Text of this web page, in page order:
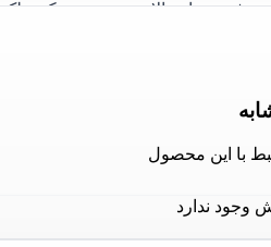
و عایق الاستومری پروتکت بلک
متر لینکران
جوی ،رطوبت، آلاینده ها و گازهای
قرار گیرد.
الاستومری 19 میلی متر لینکران
با این محصول
وجود ندارد